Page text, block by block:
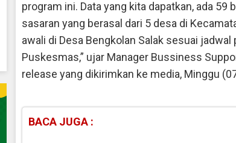
program ini. Data yang kita dapatkan, ada 59
sasaran yang berasal dari 5 desa di
awali di Desa Bengkolan Salak sesuai
Puskesmas,” ujar Manager Bussiness
release yang dikirimkan ke media, Minggu
BACA JUGA :